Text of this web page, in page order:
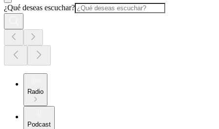
¿Qué deseas escuchar?
Radio
Podcast